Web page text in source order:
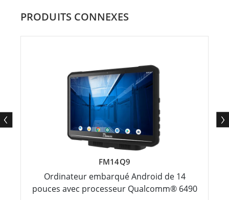
PRODUITS CONNEXES
FM14Q9
Ordinateur embarqué Android de 14
pouces avec processeur Qualcomm® 6490